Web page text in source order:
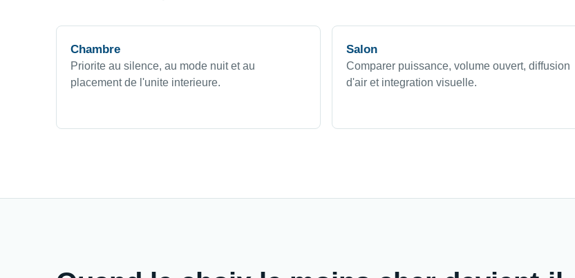
Chambre
Priorite au silence, au mode nuit et au
placement de l'unite interieure.
Salon
Comparer puissance, volume ouvert, diffusion
d'air et integration visuelle.